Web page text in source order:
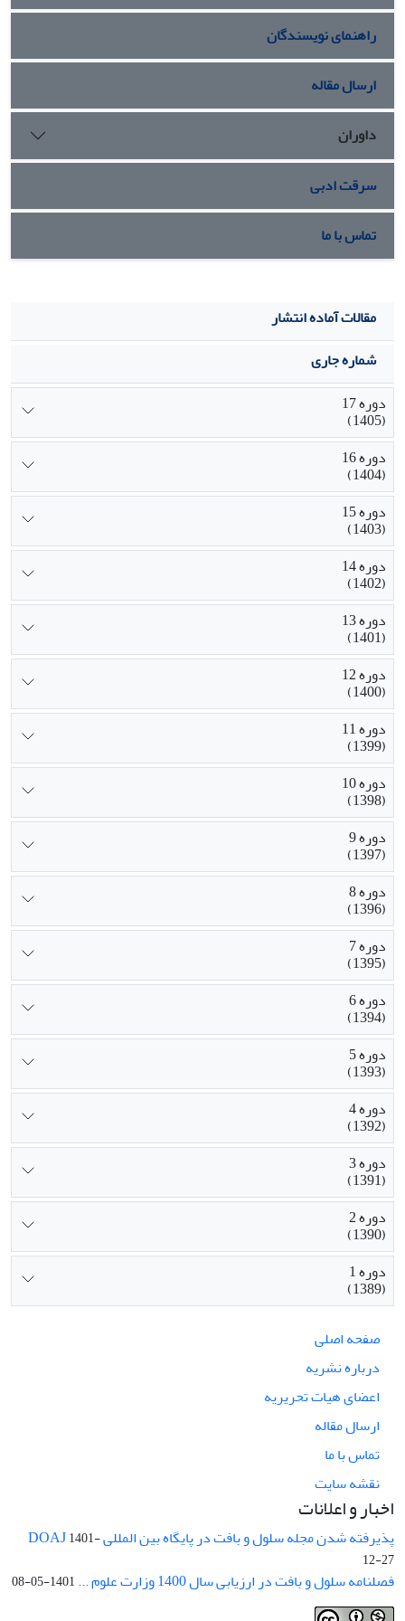
شده توسط کیتوزان است.
راهنمای نویسندگان
ارسال مقاله
داوران
سرقت ادبی
تماس با ما
مقالات آماده انتشار
شماره جاری
دوره 17
(1405)
دوره 16
(1404)
دوره 15
(1403)
دوره 14
(1402)
دوره 13
(1401)
دوره 12
(1400)
دوره 11
(1399)
دوره 10
(1398)
دوره 9
(1397)
دوره 8
(1396)
دوره 7
(1395)
دوره 6
(1394)
دوره 5
(1393)
دوره 4
(1392)
دوره 3
(1391)
دوره 2
(1390)
دوره 1
(1389)
صفحه اصلی
درباره نشریه
اعضای هیات تحریریه
ارسال مقاله
تماس با ما
نقشه سایت
اخبار و اعلانات
پذیرفته شدن مجله سلول و بافت در پایگاه بین المللی DOAJ1401-
12-27
فصلنامه سلول و بافت در ارزیابی سال 1400 وزارت علوم ... 1401-05-08